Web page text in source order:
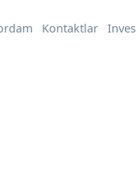
Kontaktlar